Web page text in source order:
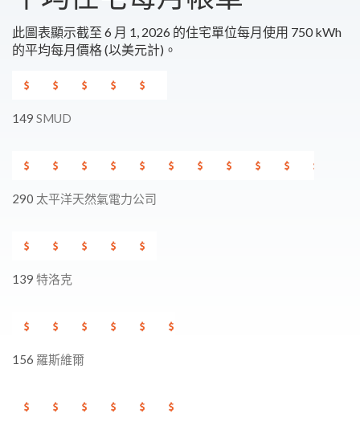
此圖表顯示截至 6 月 1, 2026 的住宅單位每月使用 750 kWh
的平均每月價格 (以美元計)。
149 SMUD
290 太平洋天然氣電力公司
139 特洛克
156 羅斯維爾